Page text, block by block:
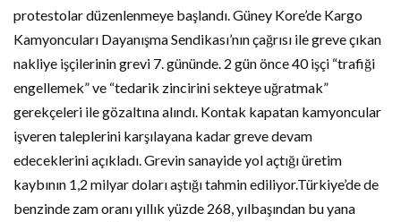
protestolar düzenlenmeye başlandı. Güney Kore’de Kargo
Kamyoncuları Dayanışma Sendikası’nın çağrısı ile greve çıkan
nakliye işçilerinin grevi 7. gününde. 2 gün önce 40 işçi “trafiği
engellemek” ve “tedarik zincirini sekteye uğratmak”
gerekçeleri ile gözaltına alındı. Kontak kapatan kamyoncular
işveren taleplerini karşılayana kadar greve devam
edeceklerini açıkladı. Grevin sanayide yol açtığı üretim
kaybının 1,2 milyar doları aştığı tahmin ediliyor.Türkiye’de de
benzinde zam oranı yıllık yüzde 268, yılbaşından bu yana